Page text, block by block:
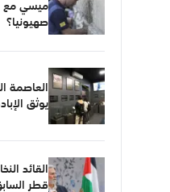
ميسي مع
صهيونيا؟
العاصمة
يوثق
القائد
قطر